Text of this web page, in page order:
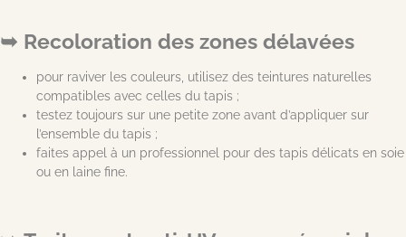
Recoloration des zones délavées
pour raviver les couleurs, utilisez des teintures naturelles
compatibles avec celles du tapis ;
testez toujours sur une petite zone avant d’appliquer sur
l’ensemble du tapis ;
faites appel à un professionnel pour des tapis délicats en soie
ou en laine fine.